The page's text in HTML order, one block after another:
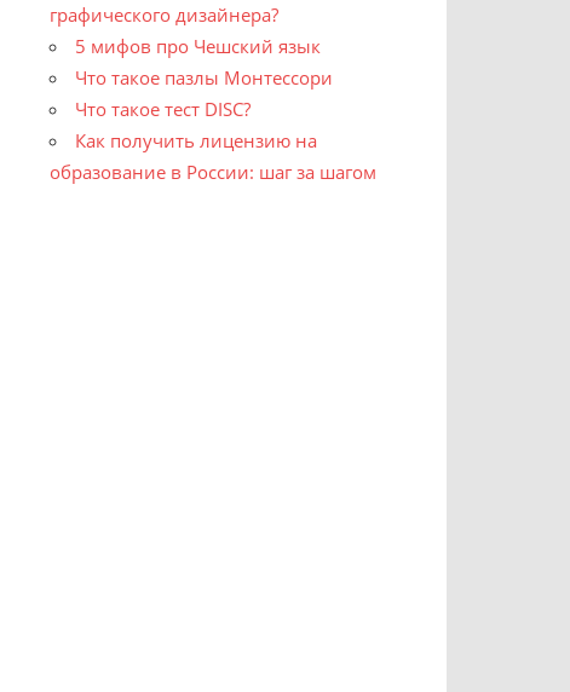
графического дизайнера?
5 мифов про Чешский язык
Что такое пазлы Монтессори
Что такое тест DISC?
Как получить лицензию на
образование в России: шаг за шагом